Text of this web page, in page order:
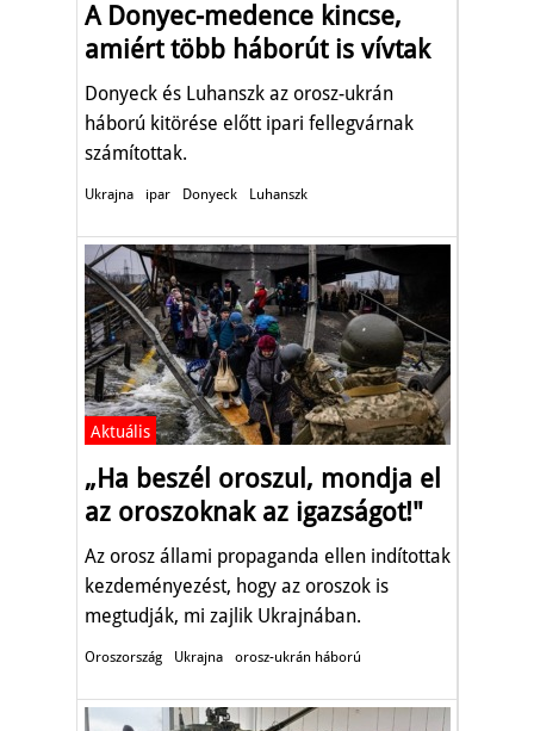
A Donyec-medence kincse,
amiért több háborút is vívtak
Donyeck és Luhanszk az orosz-ukrán
háború kitörése előtt ipari fellegvárnak
számítottak.
Ukrajna ipar Donyeck Luhanszk
Aktuális
„Ha beszél oroszul, mondja el
az oroszoknak az igazságot!"
Az orosz állami propaganda ellen indítottak
kezdeményezést, hogy az oroszok is
megtudják, mi zajlik Ukrajnában.
Oroszország Ukrajna orosz-ukrán háború